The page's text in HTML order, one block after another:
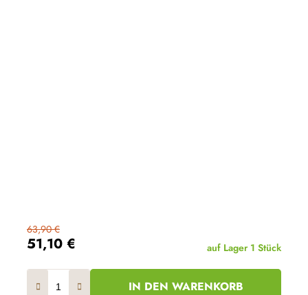
51,10 €
63,90 €
auf Lager 1 Stück
IN DEN WARENKORB